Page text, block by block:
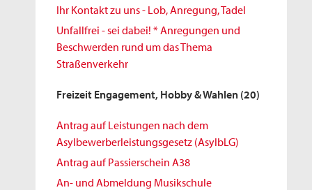
Ihr Kontakt zu uns - Lob, Anregung, Tadel
Unfallfrei - sei dabei! * Anregungen und
Beschwerden rund um das Thema
Straßenverkehr
Freizeit Engagement, Hobby & Wahlen (20)
Antrag auf Leistungen nach dem
Asylbewerberleistungsgesetz (AsylbLG)
Antrag auf Passierschein A38
An- und Abmeldung Musikschule